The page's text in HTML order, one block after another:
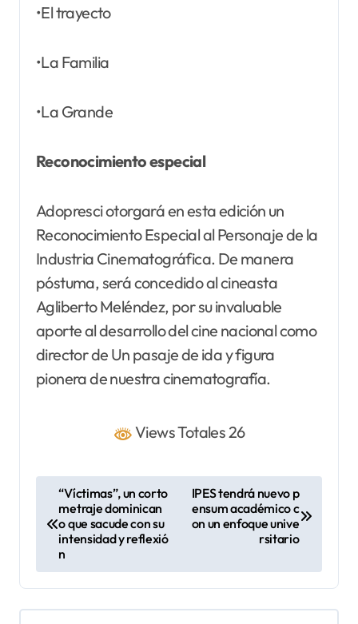
•El trayecto
•La Familia
•La Grande
Reconocimiento especial
Adopresci otorgará en esta edición un
Reconocimiento Especial al Personaje de la
Industria Cinematográfica. De manera
póstuma, será concedido al cineasta
Agliberto Meléndez, por su invaluable
aporte al desarrollo del cine nacional como
director de Un pasaje de ida y figura
pionera de nuestra cinematografía.
Views Totales 26
e
g
“Víctimas”, un corto
metraje dominican
o que sacude con su
intensidad y reflexió
n
IPES tendrá nuevo p
ensum académico c
on un enfoque unive
rsitario